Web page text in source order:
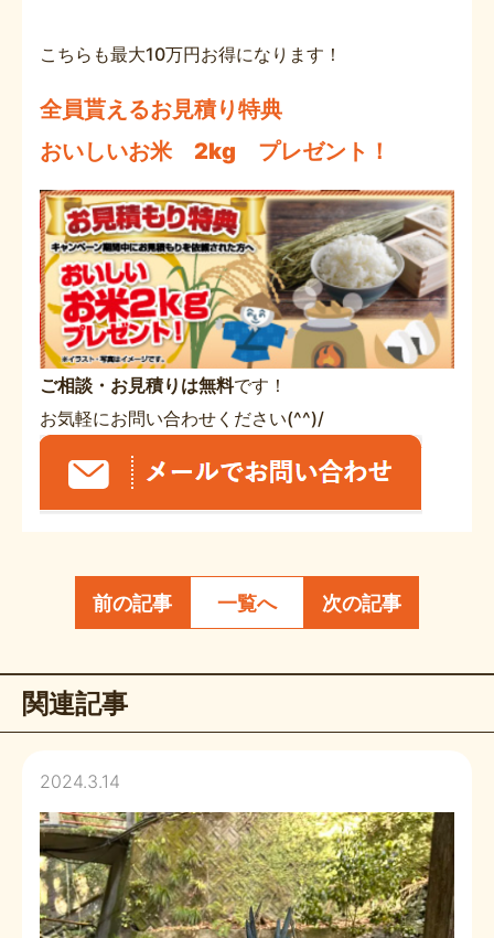
こちらも最大10万円お得になります！
全員貰えるお見積り特典
おいしいお米 2kg プレゼント！
ご相談・お見積りは無料です！
お気軽にお問い合わせください(^^)/
前の記事 一覧へ 次の記事
関連記事
2024.3.14